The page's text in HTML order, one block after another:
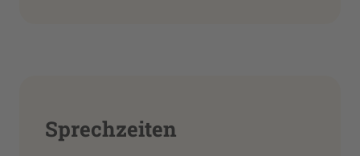
Sprechzeiten